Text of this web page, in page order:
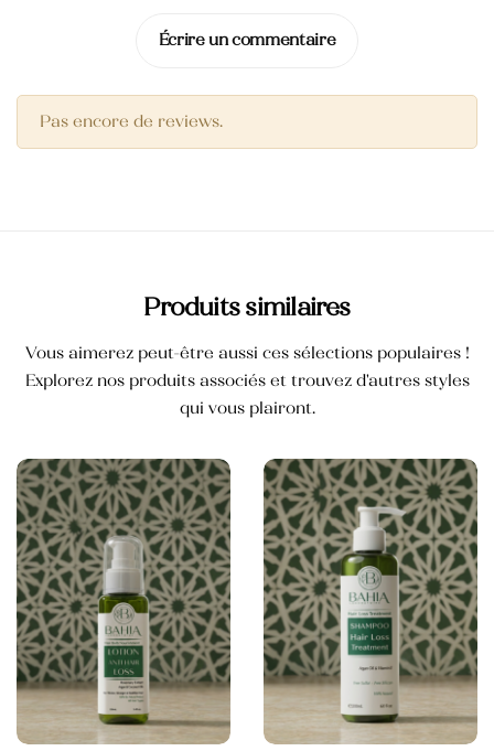
Écrire un commentaire
Pas encore de reviews.
Produits similaires
Vous aimerez peut-être aussi ces sélections populaires !
Explorez nos produits associés et trouvez d'autres styles
qui vous plairont.
Blush
Crème mains et ongles
Crème mains anti-tâche
40,000TND